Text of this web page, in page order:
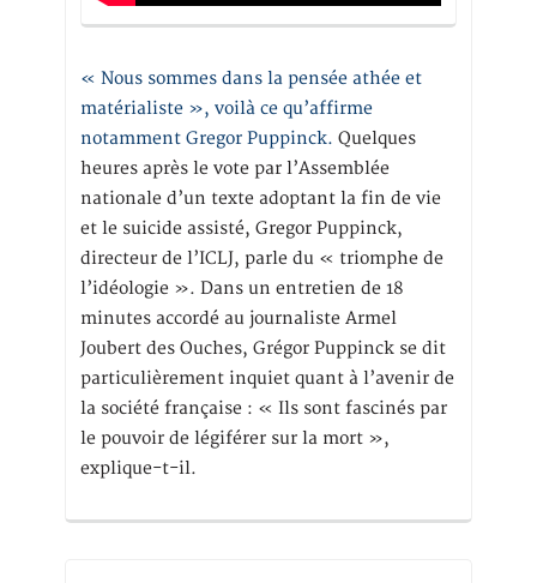
« Nous sommes dans la pensée athée et
matérialiste », voilà ce qu’affirme
notamment Gregor Puppinck. Quelques
heures après le vote par l’Assemblée
nationale d’un texte adoptant la fin de vie
et le suicide assisté, Gregor Puppinck,
directeur de l’ICLJ, parle du « triomphe de
l’idéologie ». Dans un entretien de 18
minutes accordé au journaliste Armel
Joubert des Ouches, Grégor Puppinck se dit
particulièrement inquiet quant à l’avenir de
la société française : « Ils sont fascinés par
le pouvoir de légiférer sur la mort »,
explique-t-il.